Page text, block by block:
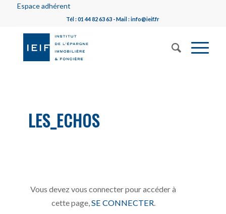
Espace adhérent
Tél : 01 44 82 63 63 - Mail : info@ieif.fr
LES_ECHOS
Vous devez vous connecter pour accéder à
cette page, SE CONNECTER